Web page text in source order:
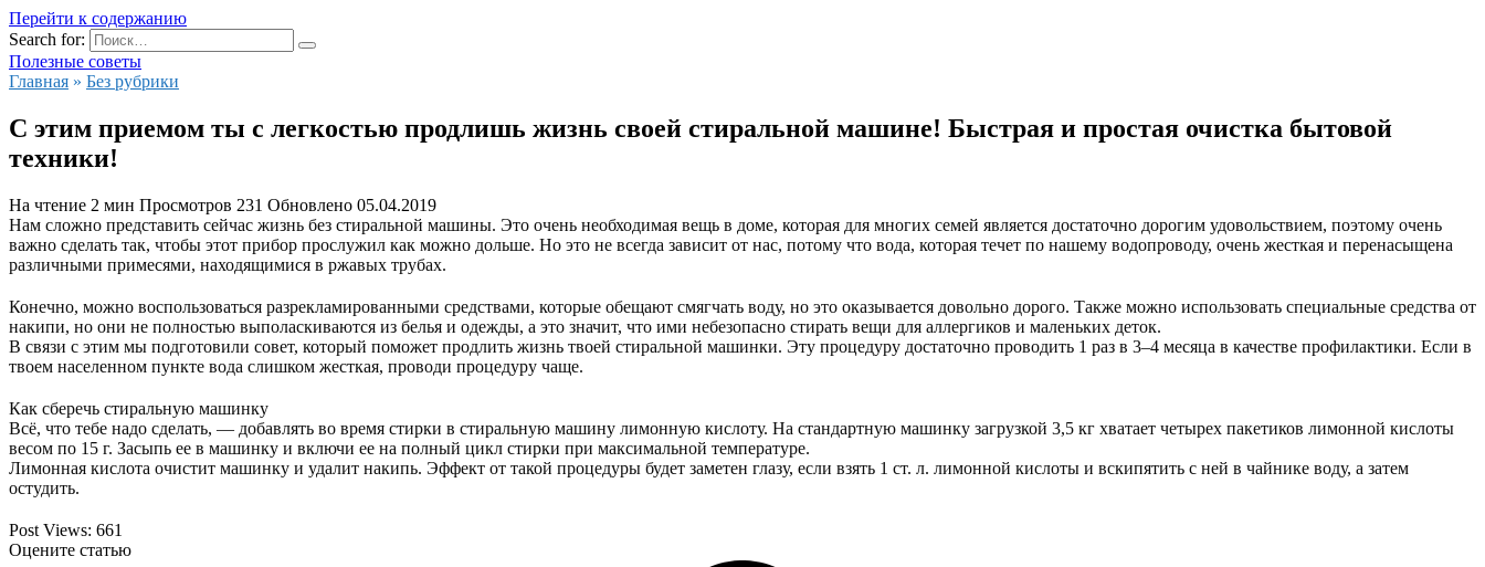
Перейти к содержанию
Search for:
Полезные советы
Главная » Без рубрики
С этим приемом ты с легкостью продлишь жизнь своей стиральной машине! Быстрая и простая очистка бытовой
техники!
На чтение 2 мин Просмотров 231 Обновлено 05.04.2019
Нам сложно представить сейчас жизнь без стиральной машины. Это очень необходимая вещь в доме, которая для многих семей является достаточно дорогим удовольствием, поэтому очень
важно сделать так, чтобы этот прибор прослужил как можно дольше. Но это не всегда зависит от нас, потому что вода, которая течет по нашему водопроводу, очень жесткая и перенасыщена
различными примесями, находящимися в ржавых трубах.
Конечно, можно воспользоваться разрекламированными средствами, которые обещают смягчать воду, но это оказывается довольно дорого. Также можно использовать специальные средства от
накипи, но они не полностью выполаскиваются из белья и одежды, а это значит, что ими небезопасно стирать вещи для аллергиков и маленьких деток.
В связи с этим мы подготовили совет, который поможет продлить жизнь твоей стиральной машинки. Эту процедуру достаточно проводить 1 раз в 3–4 месяца в качестве профилактики. Если в
твоем населенном пункте вода слишком жесткая, проводи процедуру чаще.
Как сберечь стиральную машинку
Всё, что тебе надо сделать, — добавлять во время стирки в стиральную машину лимонную кислоту. На стандартную машинку загрузкой 3,5 кг хватает четырех пакетиков лимонной кислоты
весом по 15 г. Засыпь ее в машинку и включи ее на полный цикл стирки при максимальной температуре.
Лимонная кислота очистит машинку и удалит накипь. Эффект от такой процедуры будет заметен глазу, если взять 1 ст. л. лимонной кислоты и вскипятить с ней в чайнике воду, а затем
остудить.
Post Views: 661
Оцените статью